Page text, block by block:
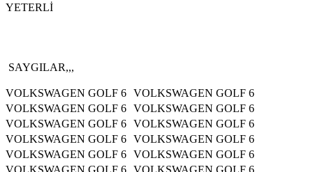
YETERLİ
SAYGILAR,,,
VOLKSWAGEN GOLF 6 VOLKSWAGEN GOLF 6
VOLKSWAGEN GOLF 6 VOLKSWAGEN GOLF 6
VOLKSWAGEN GOLF 6 VOLKSWAGEN GOLF 6
VOLKSWAGEN GOLF 6 VOLKSWAGEN GOLF 6
VOLKSWAGEN GOLF 6 VOLKSWAGEN GOLF 6
VOLKSWAGEN GOLF 6 VOLKSWAGEN GOLF 6